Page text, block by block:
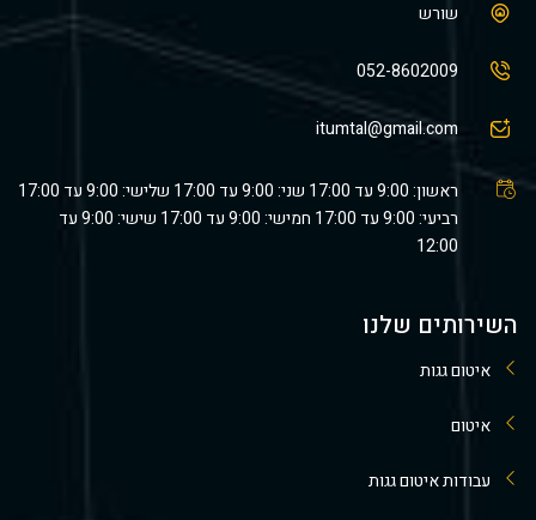
שורש
052-8602009
itumtal@gmail.com
ראשון: 9:00 עד 17:00 שני: 9:00 עד 17:00 שלישי: 9:00 עד 17:00
רביעי: 9:00 עד 17:00 חמישי: 9:00 עד 17:00 שישי: 9:00 עד
12:00
השירותים שלנו
איטום גגות
איטום
עבודות איטום גגות